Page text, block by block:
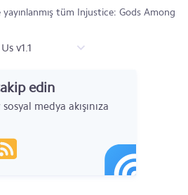
tüm Injustice: Gods Among
v1.1
edin
medya akışınıza